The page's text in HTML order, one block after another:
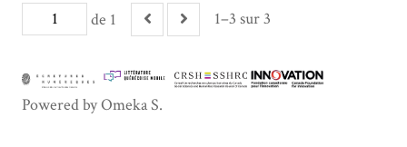
de 1 1–3 sur 3
Powered by Omeka S.